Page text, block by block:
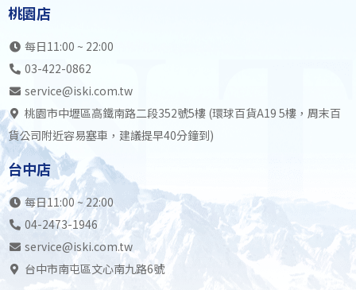
桃園店
每日11:00 ~ 22:00
03-422-0862
service@iski.com.tw
桃園市中壢區高鐵南路二段352號5樓 (環球百貨A19 5樓，周末百
貨公司附近容易塞車，建議提早40分鐘到)
台中店
每日11:00 ~ 22:00
04-2473-1946
service@iski.com.tw
台中市南屯區文心南九路6號